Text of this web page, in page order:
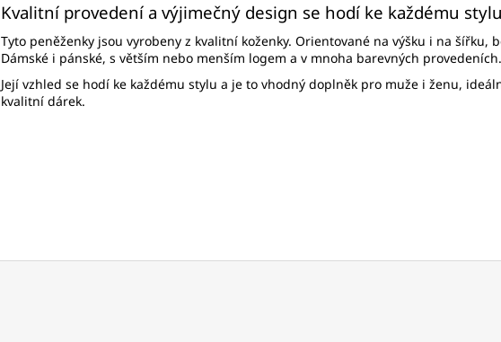
Kvalitní provedení a výjimečný design se hodí ke každému
Tyto peněženky jsou vyrobeny z kvalitní koženky. Orientované na výšku i na šířku,
Dámské i pánské, s větším nebo menším logem a v mnoha barevných provedeních.
Její vzhled se hodí ke každému stylu a je to vhodný doplněk pro muže i ženu,
kvalitní dárek.